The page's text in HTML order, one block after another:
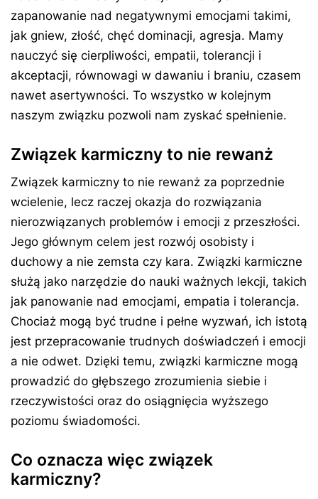
zapanowanie nad negatywnymi emocjami takimi,
jak gniew, złość, chęć dominacji, agresja. Mamy
nauczyć się cierpliwości, empatii, tolerancji i
akceptacji, równowagi w dawaniu i braniu, czasem
nawet asertywności. To wszystko w kolejnym
naszym związku pozwoli nam zyskać spełnienie.
Związek karmiczny to nie rewanż
Związek karmiczny to nie rewanż za poprzednie
wcielenie, lecz raczej okazja do rozwiązania
nierozwiązanych problemów i emocji z przeszłości.
Jego głównym celem jest rozwój osobisty i
duchowy a nie zemsta czy kara. Związki karmiczne
służą jako narzędzie do nauki ważnych lekcji, takich
jak panowanie nad emocjami, empatia i tolerancja.
Chociaż mogą być trudne i pełne wyzwań, ich istotą
jest przepracowanie trudnych doświadczeń i emocji
a nie odwet. Dzięki temu, związki karmiczne mogą
prowadzić do głębszego zrozumienia siebie i
rzeczywistości oraz do osiągnięcia wyższego
poziomu świadomości.
Co oznacza więc związek
karmiczny?